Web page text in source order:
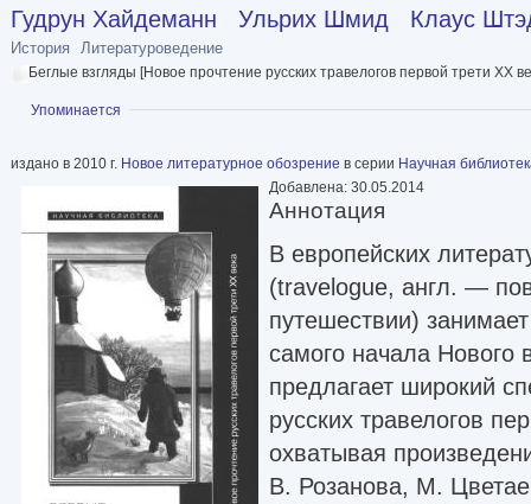
Гудрун Хайдеманн
Ульрих Шмид Клаус
История Литературоведение
Беглые взгляды [Новое прочтение русских травелогов первой трети ХХ
Показать
Упоминается
издано в 2010 г. Новое литературное обозрение в серии Научная
Добавлена: 30.05.2014
Аннотация
В европейских
(travelogue, англ. —
путешествии)
самого начала Нового
предлагает широкий
русских травелогов
охватывая
В. Розанова, М.